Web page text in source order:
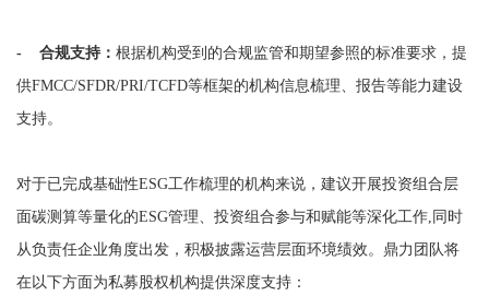
- 合规支持： 根据机构受到的合规监管和期望参照的标准要求，提
供FMCC/SFDR/PRI/TCFD等框架的机构信息梳理、报告等能力建设
支持。
对于已完成基础性ESG工作梳理的机构来说，建议开展投资组合层
面碳测算等量化的ESG管理、投资组合参与和赋能等深化工作,同时
从负责任企业角度出发，积极披露运营层面环境绩效。鼎力团队将
在以下方面为私募股权机构提供深度支持：